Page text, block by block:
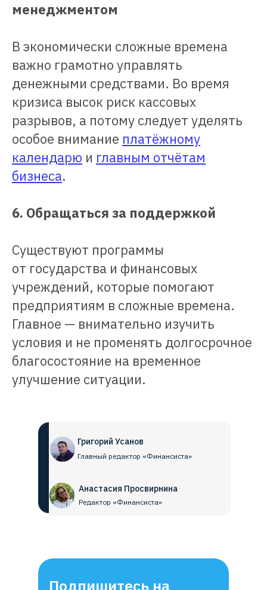
менеджментом
В экономически сложные времена
важно грамотно управлять
денежными средствами. Во время
кризиса высок риск кассовых
разрывов, а потому следует уделять
особое внимание платёжному
календарю и главным отчётам
бизнеса.
6. Обращаться за поддержкой
Существуют программы
от государства и финансовых
учреждений, которые помогают
предприятиям в сложные времена.
Главное — внимательно изучить
условия и не променять долгосрочное
благосостояние на временное
улучшение ситуации.
Анастасия Просвирнина
Редактор «Финансиста»
Григорий Усанов
Главный редактор «Финансиста»
Подпишитесь на